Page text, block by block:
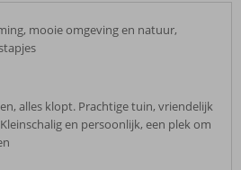
mooie omgeving en natuur,
alles klopt. Prachtige tuin, vriendelijk
en persoonlijk, een plek om